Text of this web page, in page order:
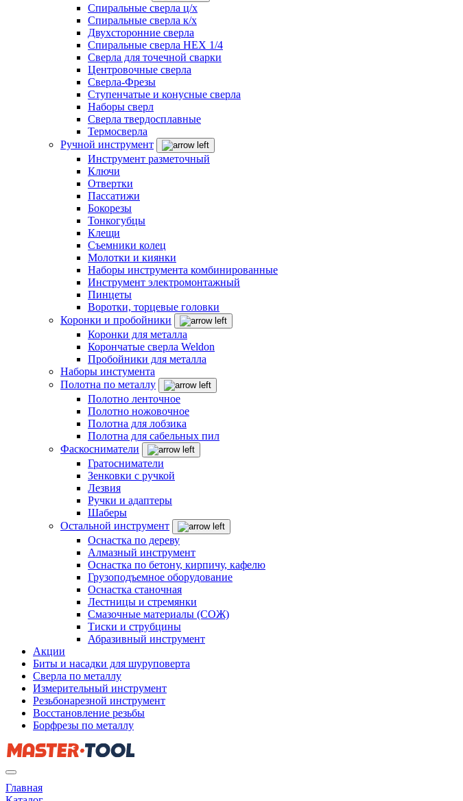
Спиральные сверла ц/х
Спиральные сверла к/х
Двухсторонние сверла
Спиральные сверла HEX 1/4
Сверла для точечной сварки
Центровочные сверла
Сверла-Фрезы
Ступенчатые и конусные сверла
Наборы сверл
Сверла твердосплавные
Термосверла
Ручной инструмент
Инструмент разметочный
Ключи
Отвертки
Пассатижи
Бокорезы
Тонкогубцы
Клещи
Съемники колец
Молотки и киянки
Наборы инструмента комбинированные
Инструмент электромонтажный
Пинцеты
Воротки, торцевые головки
Коронки и пробойники
Коронки для металла
Корончатые сверла Weldon
Пробойники для металла
Наборы инстумента
Полотна по металлу
Полотно ленточное
Полотно ножовочное
Полотна для лобзика
Полотна для сабельных пил
Фаскосниматели
Гратосниматели
Зенковки с ручкой
Лезвия
Ручки и адаптеры
Шаберы
Остальной инструмент
Оснастка по дереву
Алмазный инструмент
Оснастка по бетону, кирпичу, кафелю
Грузоподъемное оборудование
Оснастка станочная
Лестницы и стремянки
Смазочные материалы (СОЖ)
Тиски и струбцины
Абразивный инструмент
Акции
Биты и насадки для шуруповерта
Сверла по металлу
Измерительный инструмент
Резьбонарезной инструмент
Восстановление резьбы
Борфрезы по металлу
Главная